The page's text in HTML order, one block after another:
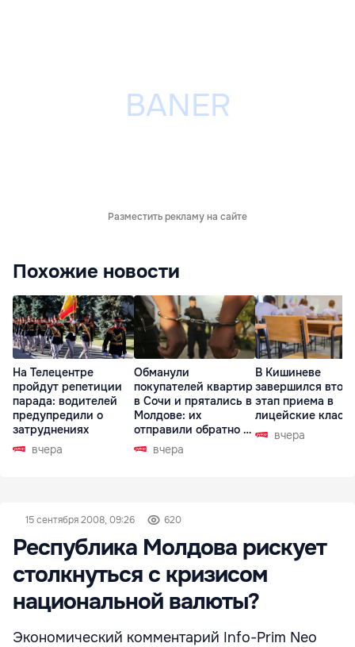
Разместить рекламу на сайте
Похожие новости
На Телецентре
пройдут репетиции
парада: водителей
предупредили о
затруднениях
вчера
Обманули
покупателей квартир
в Сочи и прятались в
Молдове: их
отправили обратно в
РФ вчера
В Кишиневе
завершился
этап приема в
лицейские
вчера
15 сентября 2008, 09:26 620
Республика Молдова рискует
столкнуться с кризисом
национальной валюты?
Экономический комментарий Info-Prim Neo